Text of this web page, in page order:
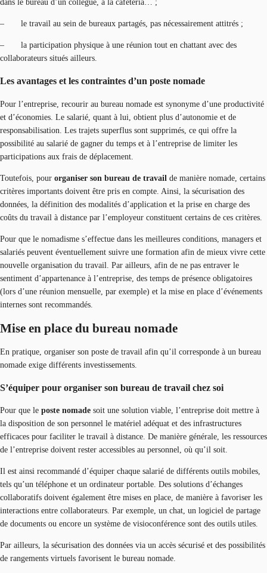
dans le bureau d’un collègue, à la cafétéria… ;
– le travail au sein de bureaux partagés, pas nécessairement attitrés ;
– la participation physique à une réunion tout en chattant avec des
collaborateurs situés ailleurs.
Les avantages et les contraintes d’un poste nomade
Pour l’entreprise, recourir au bureau nomade est synonyme d’une productivité
et d’économies. Le salarié, quant à lui, obtient plus d’autonomie et de
responsabilisation. Les trajets superflus sont supprimés, ce qui offre la
possibilité au salarié de gagner du temps et à l’entreprise de limiter les
participations aux frais de déplacement.
Toutefois, pour organiser son bureau de travail de manière nomade, certains
critères importants doivent être pris en compte. Ainsi, la sécurisation des
données, la définition des modalités d’application et la prise en charge des
coûts du travail à distance par l’employeur constituent certains de ces critères.
Pour que le nomadisme s’effectue dans les meilleures conditions, managers et
salariés peuvent éventuellement suivre une formation afin de mieux vivre cette
nouvelle organisation du travail. Par ailleurs, afin de ne pas entraver le
sentiment d’appartenance à l’entreprise, des temps de présence obligatoires
(lors d’une réunion mensuelle, par exemple) et la mise en place d’événements
internes sont recommandés.
Mise en place du bureau nomade
En pratique, organiser son poste de travail afin qu’il corresponde à un bureau
nomade exige différents investissements.
S’équiper pour organiser son bureau de travail chez soi
Pour que le poste nomade soit une solution viable, l’entreprise doit mettre à
la disposition de son personnel le matériel adéquat et des infrastructures
efficaces pour faciliter le travail à distance. De manière générale, les ressources
de l’entreprise doivent rester accessibles au personnel, où qu’il soit.
Il est ainsi recommandé d’équiper chaque salarié de différents outils mobiles,
tels qu’un téléphone et un ordinateur portable. Des solutions d’échanges
collaboratifs doivent également être mises en place, de manière à favoriser les
interactions entre collaborateurs. Par exemple, un chat, un logiciel de partage
de documents ou encore un système de visioconférence sont des outils utiles.
Par ailleurs, la sécurisation des données via un accès sécurisé et des possibilités
de rangements virtuels favorisent le bureau nomade.